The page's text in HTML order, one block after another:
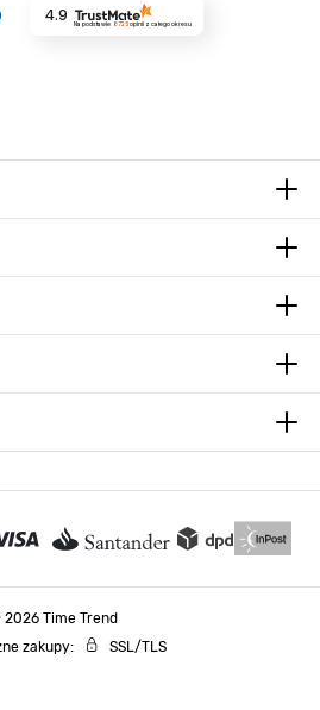
4.9
Na podstawie 8725opinii z całego okresu
Time Trend
zakupy:
SSL/TLS